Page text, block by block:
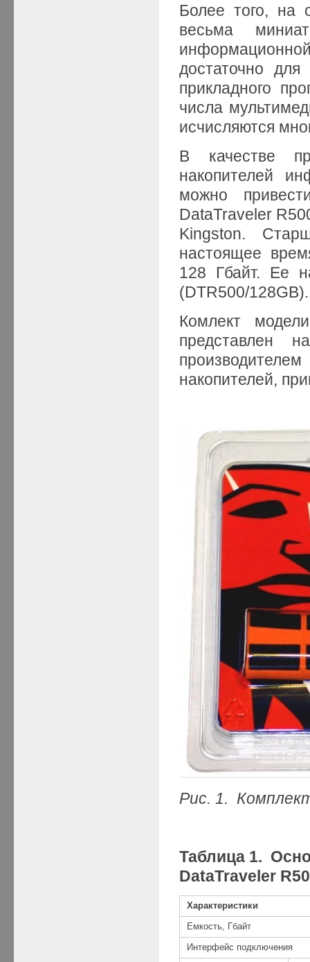
Более того, на
весьма
достаточно
прикладного
числа
исчисляются
В качестве
накопителей
можно
DataTraveler
Kingston.
настоящее
128 Гбайт. Ее
(DTR500/128GB).
Комлект
представлен
накопителей,
Рис. 1.
Таблица 1.
DataTraveler
Характеристики
Емкость, Гбайт
Интерфейс подключения